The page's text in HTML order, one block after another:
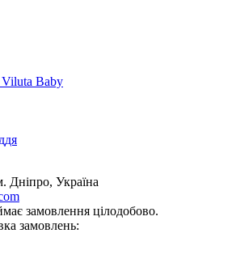
Viluta Baby
Дніпро, Україна
замовлення цілодобово.
замовлень: